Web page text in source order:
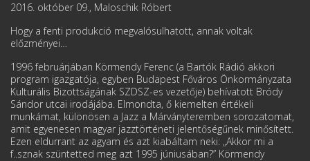
2016. október 09., Maloschik Róbert
Hogy a fenti produkció megvalósulhatott, annak voltak
előzményei…
1996 februárjában Körmendy Ferenc (a Bartók Rádió akkori
program igazgatója, egyben Budapest Főváros Önkormányzata
Kulturális Bizottságának SZDSZ-es vezetője) behívatott Bródy
Sándor utcai irodájába. Elmondta, ő kiemelten értékeli
munkámat, különösen a Jazz a Márványteremben sorozatomat,
amit egyenesen magyar jazztörténeti jelentőségűnek minősített.
Ezen eldurrant az agyam és azt kiabáltam neki: „Akkor mi a
f..sznak szüntetted meg azt 1995 júniusában?” Körmendy